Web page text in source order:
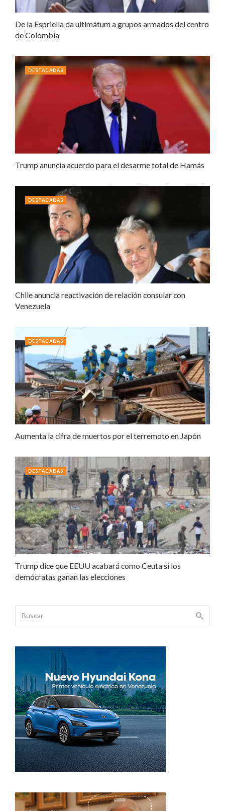
De la Espriella da ultimátum a grupos armados del centro
de Colombia
Trump anuncia acuerdo para el desarme total de Hamás
DESTACADAS
Chile anuncia reactivación de relación consular con
Venezuela
DESTACADAS
Aumenta la cifra de muertos por el terremoto en Japón
DESTACADAS
Trump dice que EEUU acabará como Ceuta si los
demócratas ganan las elecciones
DESTACADAS